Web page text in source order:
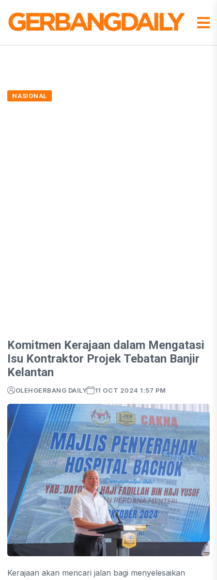
NASIONAL
Komitmen Kerajaan dalam Mengatasi
Isu Kontraktor Projek Tebatan Banjir
Kelantan
OLEHGERBANG DAILY 11 OCT 2024 1:57 PM
Kerajaan akan mencari jalan bagi menyelesaikan